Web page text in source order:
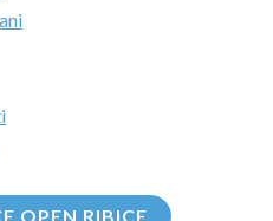
OPEN RIBICE